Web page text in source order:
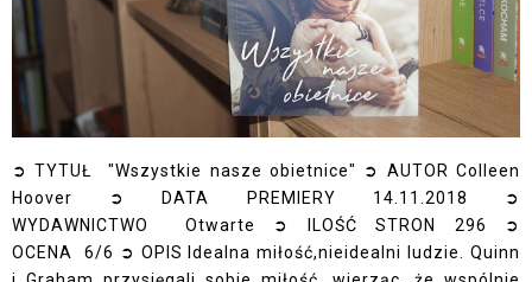
➲ TYTUŁ "Wszystkie nasze obietnice" ➲ AUTOR Colleen
Hoover ➲ DATA PREMIERY 14.11.2018 ➲
WYDAWNICTWO Otwarte ➲ ILOŚĆ STRON 296 ➲
OCENA 6/6 ➲ OPIS Idealna miłość,nieidealni ludzie. Quinn